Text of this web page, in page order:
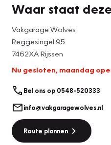
Waar staat
Vakgarage Wolves
Reggesingel 95
7462XA Rijssen
Nu gesloten, maandag
Bel ons op 0548-520333
info@vakgaragewolves.nl
Route plannen